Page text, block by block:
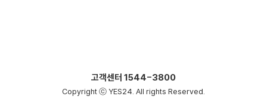
고객센터 1544-3800
Copyright ⓒ YES24. All rights Reserved.